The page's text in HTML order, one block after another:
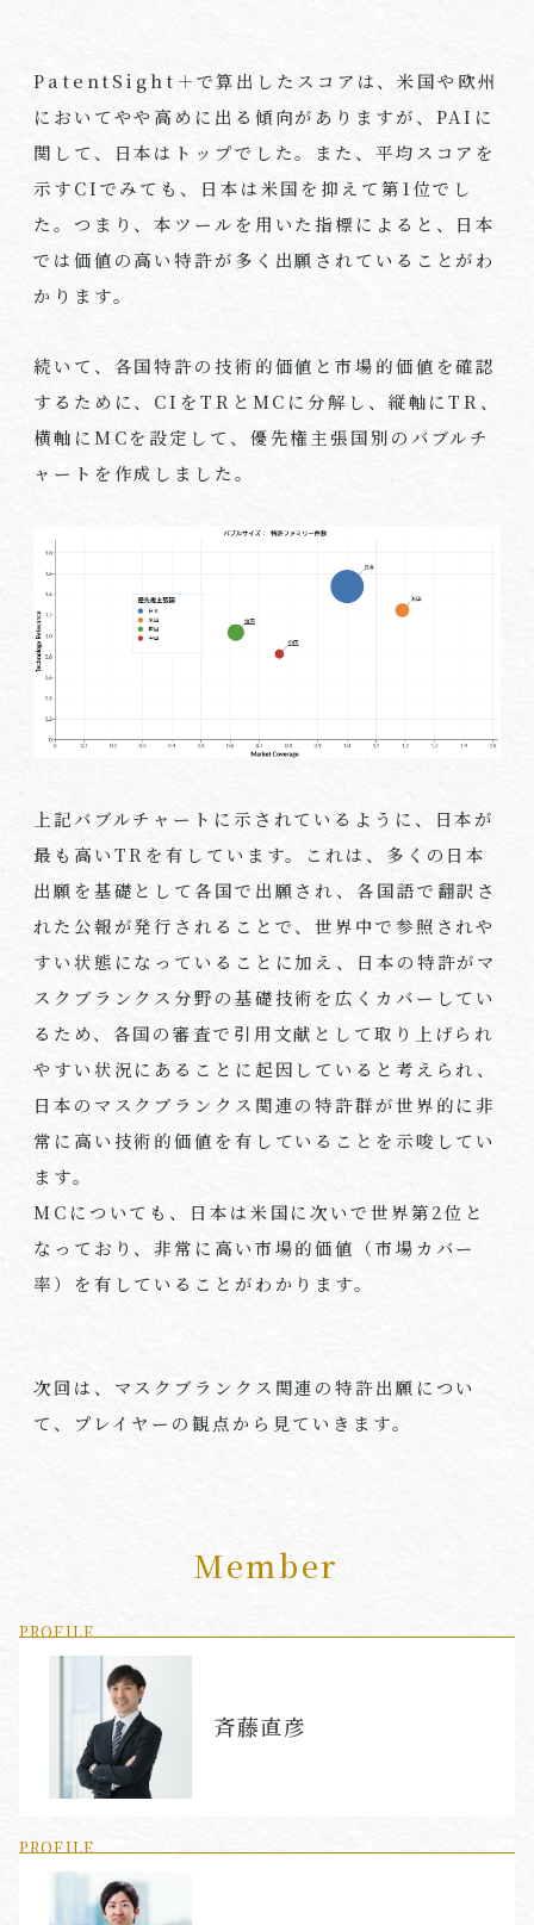
PatentSight＋で算出したスコアは、米国や欧州
においてやや高めに出る傾向がありますが、PAIに
関して、日本はトップでした。また、平均スコアを
示すCIでみても、日本は米国を抑えて第1位でし
た。つまり、本ツールを用いた指標によると、日本
では価値の高い特許が多く出願されていることがわ
かります。
続いて、各国特許の技術的価値と市場的価値を確認
するために、CIをTRとMCに分解し、縦軸にTR、
横軸にMCを設定して、優先権主張国別のバブルチ
ャートを作成しました。
上記バブルチャートに示されているように、日本が
最も高いTRを有しています。これは、多くの日本
出願を基礎として各国で出願され、各国語で翻訳さ
れた公報が発行されることで、世界中で参照されや
すい状態になっていることに加え、日本の特許がマ
スクブランクス分野の基礎技術を広くカバーしてい
るため、各国の審査で引用文献として取り上げられ
やすい状況にあることに起因していると考えられ、
日本のマスクブランクス関連の特許群が世界的に非
常に高い技術的価値を有していることを示唆してい
ます。
MCについても、日本は米国に次いで世界第2位と
なっており、非常に高い市場的価値（市場カバー
率）を有していることがわかります。
次回は、マスクブランクス関連の特許出願につい
て、プレイヤーの観点から見ていきます。
Member
PROFILE
斉藤直彦
PROFILE